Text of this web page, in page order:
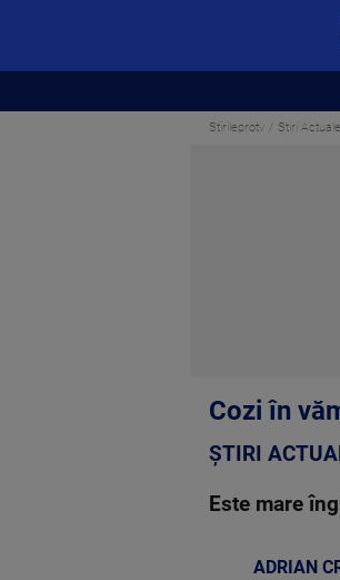
Stirileprotv Știri Actuale
Cozi în
ȘTIRI
Este mare
ADRIAN